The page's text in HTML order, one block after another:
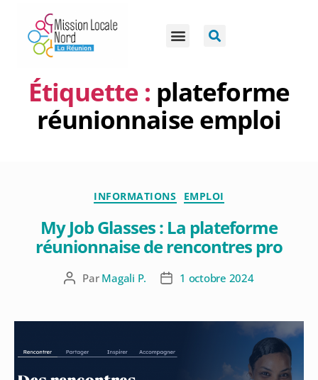
Étiquette : plateforme
réunionnaise emploi
INFORMATIONS EMPLOI
My Job Glasses : La plateforme
réunionnaise de rencontres pro
Par Magali P. 1 octobre 2024